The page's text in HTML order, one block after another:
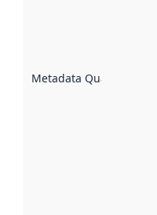
Metadata Quality